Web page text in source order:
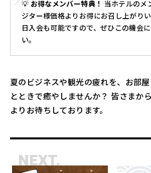
💡 お得なメンバー特典！ 当ホテルのメ
ジター様価格よりお得にお召し上がり
日入会も可能ですので、ぜひこの機会
い。
夏のビジネスや観光の疲れを、お部
とときで癒やしませんか？ 皆さまか
よりお待ちしております。
NEXT.